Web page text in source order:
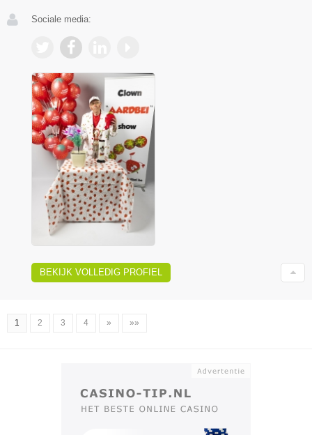
Sociale media:
BEKIJK VOLLEDIG PROFIEL
1 2 3 4 » »»